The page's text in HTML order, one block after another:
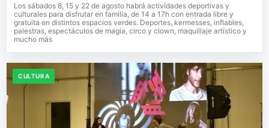
Los sábados 8, 15 y 22 de agosto habrá actividades deportivas y
culturales para disfrutar en familia, de 14 a 17h con entrada libre y
gratuita en distintos espacios verdes. Deportes, kermesses, inflables,
palestras, espectáculos de magia, circo y clown, maquillaje artístico y
mucho más
CULTURA